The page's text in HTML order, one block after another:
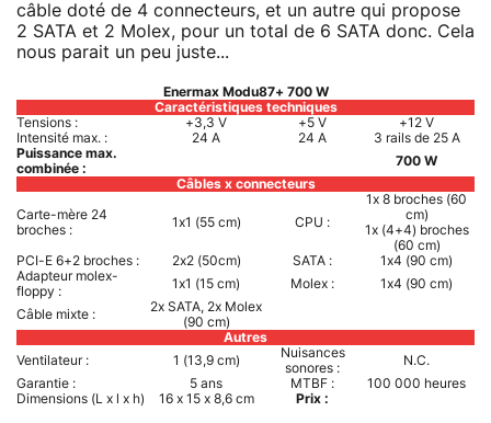
câble doté de 4 connecteurs, et un autre qui propose
2 SATA et 2 Molex, pour un total de 6 SATA donc. Cela
nous parait un peu juste...
Enermax Modu87+ 700 W
Caractéristiques techniques
Tensions :
+3,3 V +5 V
+12 V
Intensité max. :
24 A 24 A
3 rails de 25 A
Puissance max.
combinée :
700 W
Câbles x connecteurs
Carte-mère 24
broches :
1x1 (55 cm) CPU :
1x 8 broches (60
cm)
1x (4+4) broches
(60 cm)
PCI-E 6+2 broches :
2x2 (50cm) SATA :
1x4 (90 cm)
Adapteur molex-
floppy :
1x1 (15 cm) Molex : 1x4 (90 cm)
Câble mixte :
2x SATA, 2x Molex
(90 cm)
Autres
Ventilateur :
1 (13,9 cm)
Nuisances
sonores :
N.C.
Garantie :
5 ans MTBF :
100 000 heures
Dimensions (L x l x h)
16 x 15 x 8,6 cm Prix :